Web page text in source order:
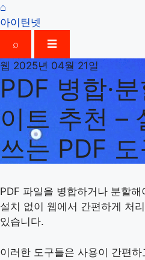
⌂
아이틴넷
⌕
☰
웹 2025년 04월 21일
PDF 병합·
이트 추천 –
쓰는 PDF 도
PDF 파일을 병합하거나 분할
설치 없이 웹에서 간편하게 처
있습니다.
이러한 도구들은 사용이 간편